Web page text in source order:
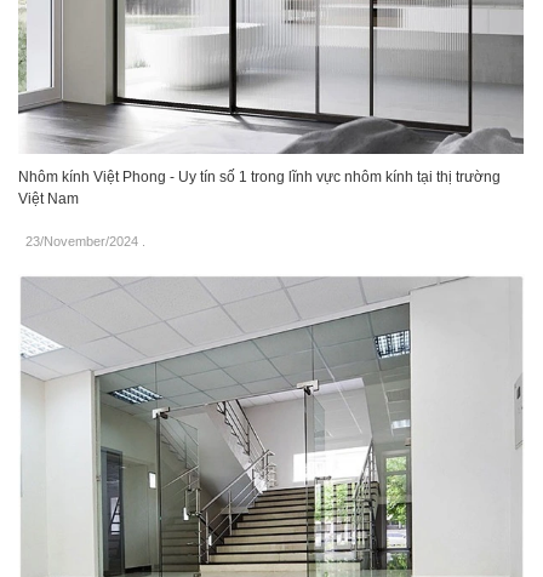
Nhôm kính Việt Phong - Uy tín số 1 trong lĩnh vực nhôm kính tại thị trường
Việt Nam
23/November/2024